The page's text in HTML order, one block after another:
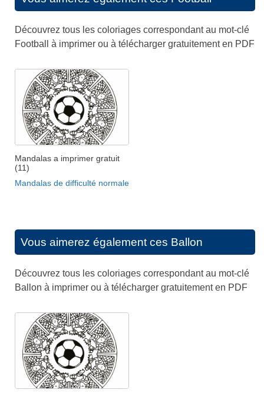
Découvrez tous les coloriages correspondant au mot-clé
Football à imprimer ou à télécharger gratuitement en PDF
Mandalas a imprimer gratuit
(11)
Mandalas de difficulté normale
Vous aimerez également ces Ballon
Découvrez tous les coloriages correspondant au mot-clé
Ballon à imprimer ou à télécharger gratuitement en PDF